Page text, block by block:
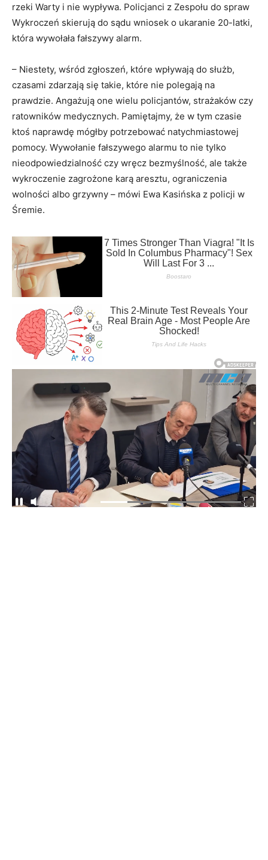
rzeki Warty i nie wypływa. Policjanci z Zespołu do spraw
Wykroczeń skierują do sądu wniosek o ukaranie 20-latki,
która wywołała fałszywy alarm.
– Niestety, wśród zgłoszeń, które wpływają do służb,
czasami zdarzają się takie, które nie polegają na
prawdzie. Angażują one wielu policjantów, strażaków czy
ratowników medycznych. Pamiętajmy, że w tym czasie
ktoś naprawdę mógłby potrzebować natychmiastowej
pomocy. Wywołanie fałszywego alarmu to nie tylko
nieodpowiedzialność czy wręcz bezmyślność, ale także
wykroczenie zagrożone karą aresztu, ograniczenia
wolności albo grzywny – mówi Ewa Kasińska z policji w
Śremie.